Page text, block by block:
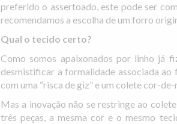
preferido o assertoado, este pode ser
recomendamos a escolha de um forro
Qual o tecido certo?
Como somos apaixonados por linho já
desmistificar a formalidade associada ao
com uma “risca de giz” e um colete cor-
Mas a inovação não se restringe ao
três peças, a mesma cor e o mesmo